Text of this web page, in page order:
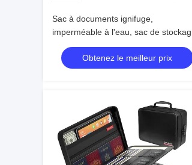
Sac à documents ignifuge,
imperméable à l'eau, sac de stockage
sécurisé pour la maison et le bureau,
organisateur de fichiers pour les
contrats en espèces, certificats et
Obtenez le meilleur prix